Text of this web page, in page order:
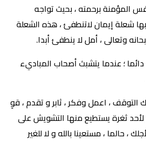
المؤمنة برحمته ، بحيث تواجه
شعلة إيمان لاتنطفئ ، هذه الشعلة
وتعالى ، أمل لا ينطفئ أبدا.
دائما ؛ عندما يتشبث أصحاب المباديء
، اعمل وفكر ، ثابر و تقدم ، قوِ
ثغرة يستطيع منها التشويش على
، حالما ، مستعينا بالله و لا للغير